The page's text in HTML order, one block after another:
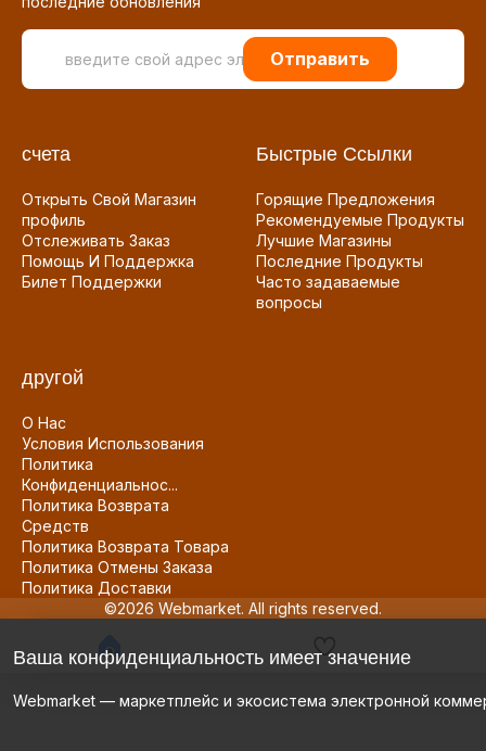
Отправить
счета
Открыть Свой Магазин
профиль
Отслеживать Заказ
Помощь И Поддержка
Билет Поддержки
Быстрые Ссылки
Горящие Предложения
Рекомендуемые Продукты
Лучшие Магазины
Последние Продукты
Часто задаваемые
вопросы
другой
О Нас
Условия Использования
Политика
Конфиденциальнос...
Политика Возврата
Средств
Политика Возврата Товара
Политика Отмены Заказа
Политика Доставки
©2026 Webmarket. All rights reserved.
Ваша конфиденциальность имеет значение
Webmarket — маркетплейс и экосистема электронной